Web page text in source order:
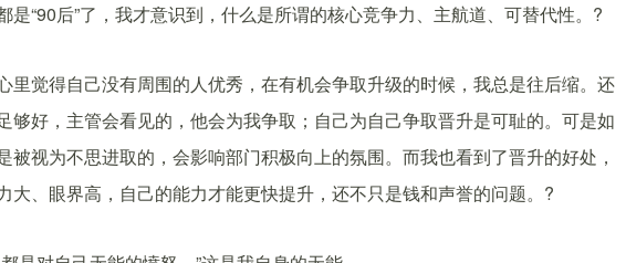
“90后”了，我才意识到，什么是所谓的核心竞争力、主航道、可替代性。?
里觉得自己没有周围的人优秀，在有机会争取升级的时候，我总是往后缩。还
够好，主管会看见的，他会为我争取；自己为自己争取晋升是可耻的。可是如
视为不思进取的，会影响部门积极向上的氛围。而我也看到了晋升的好处，
大、眼界高，自己的能力才能更快提升，还不只是钱和声誉的问题。?